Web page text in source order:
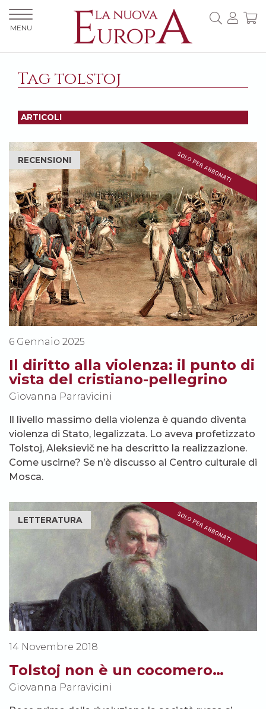
Tag tolstoj
ARTICOLI
RECENSIONI
6 Gennaio 2025
Il diritto alla violenza: il punto di
vista del cristiano-pellegrino
Giovanna Parravicini
Il livello massimo della violenza è quando diventa
violenza di Stato, legalizzata. Lo aveva profetizzato
Tolstoj, Aleksievič ne ha descritto la realizzazione.
Come uscirne? Se n’è discusso al Centro culturale di
Mosca.
LETTERATURA
14 Novembre 2018
Tolstoj non è un cocomero…
Giovanna Parravicini
MENU